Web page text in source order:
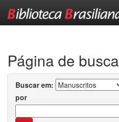
Página de busca
Buscar em:
por